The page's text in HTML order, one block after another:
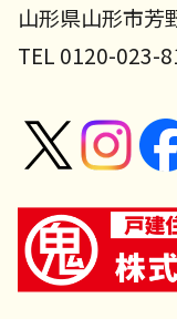
山形県山形市芳
TEL 0120-023-